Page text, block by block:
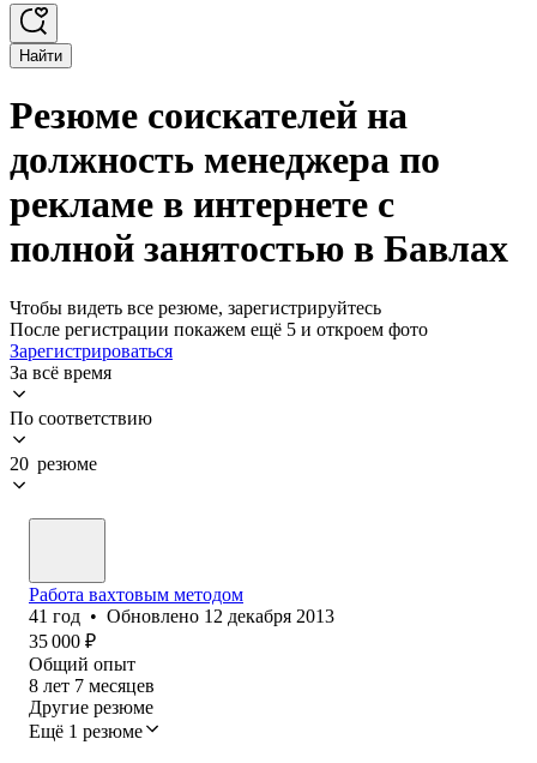
Найти
Резюме соискателей на
должность менеджера по
рекламе в интернете с
полной занятостью в Бавлах
Чтобы видеть все резюме, зарегистрируйтесь
После регистрации покажем ещё 5 и откроем фото
Зарегистрироваться
За всё время
По соответствию
20 резюме
Работа вахтовым методом
41 год • Обновлено 12 декабря 2013
35 000 ₽
Общий опыт
8 лет 7 месяцев
Другие резюме
Ещё 1 резюме